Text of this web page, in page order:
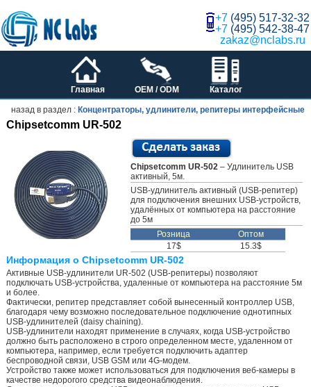
+7 (495) 517-32-32
+7 (495) 542-38-47
zakaz@nclabs.ru
Главная OEM / ODM Каталог
назад в раздел : Концентраторы, удлинители, репитеры интерфейсные
Chipsetcomm UR-502
Chipsetcomm UR-502– Удлинитель USB
активный, 5м.
USB-удлинитель активный (USB-репитер)
для подключения внешних USB-устройств,
удалённых от компьютера на расстояние
до 5м
Розница
Оптом
17$
15.3$
Информация о Chipsetcomm UR-502
Активные USB-удлинители UR-502 (USB-репитеры) позволяют
подключать USB-устройства, удаленные от компьютера на расстояние 5м
и более.
Фактически, репитер представляет собой вынесенный контроллер USB,
благодаря чему возможно последовательное подключение однотипных
USB-удлинителей (daisy chaining).
USB-удлинители находят применение в случаях, когда USB-устройство
должно быть расположено в строго определенном месте, удаленном от
компьютера, например, если требуется подключить адаптер
беспроводной связи, USB GSM или 4G-модем.
Устройство также может использоваться для подключения веб-камеры в
качестве недорогого средства видеонаблюдения.